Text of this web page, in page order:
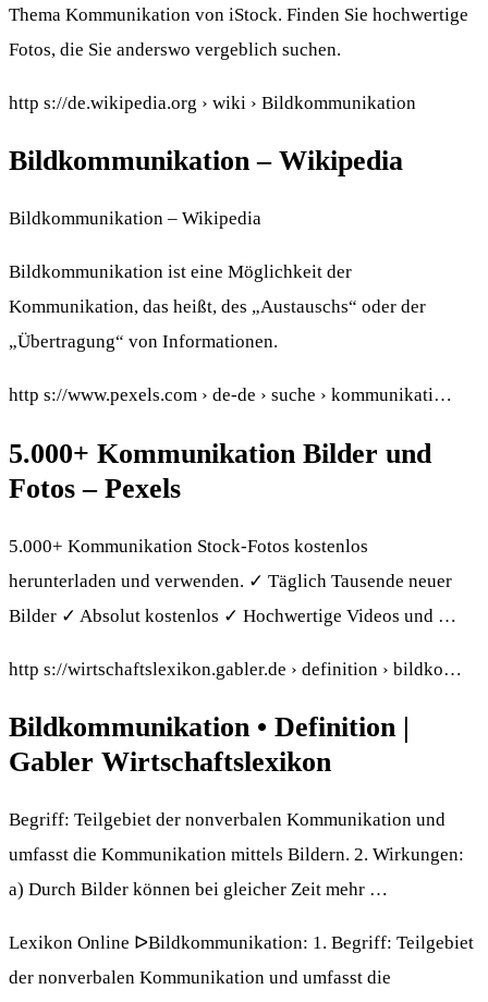
Thema Kommunikation von iStock. Finden Sie hochwertige
Fotos, die Sie anderswo vergeblich suchen.
http s://de.wikipedia.org › wiki › Bildkommunikation
Bildkommunikation – Wikipedia
Bildkommunikation – Wikipedia
Bildkommunikation ist eine Möglichkeit der
Kommunikation, das heißt, des „Austauschs“ oder der
„Übertragung“ von Informationen.
http s://www.pexels.com › de-de › suche › kommunikati…
5.000+ Kommunikation Bilder und
Fotos – Pexels
5.000+ Kommunikation Stock-Fotos kostenlos
herunterladen und verwenden. ✓ Täglich Tausende neuer
Bilder ✓ Absolut kostenlos ✓ Hochwertige Videos und …
http s://wirtschaftslexikon.gabler.de › definition › bildko…
Bildkommunikation • Definition |
Gabler Wirtschaftslexikon
Begriff: Teilgebiet der nonverbalen Kommunikation und
umfasst die Kommunikation mittels Bildern. 2. Wirkungen:
a) Durch Bilder können bei gleicher Zeit mehr …
Lexikon Online ᐅBildkommunikation: 1. Begriff: Teilgebiet
der nonverbalen Kommunikation und umfasst die